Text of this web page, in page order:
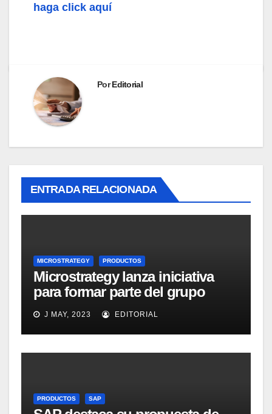
haga click aquí
PorEditorial
ENTRADA RELACIONADA
MICROSTRATEGY PRODUCTOS
Microstrategy lanza iniciativa
para formar parte del grupo
MicroStrategy Business
Intelligence Group en LinkedIn
J MAY, 2023 EDITORIAL
PRODUCTOS SAP